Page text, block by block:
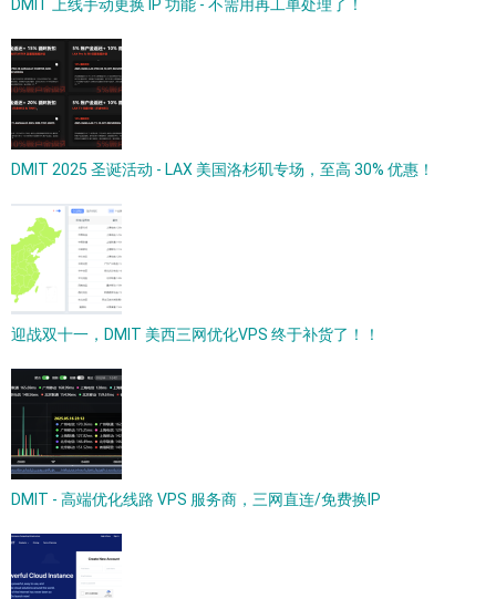
DMIT 上线手动更换 IP 功能 - 不需用再工单处理了！
DMIT 2025 圣诞活动 - LAX 美国洛杉矶专场，至高 30% 优惠！
迎战双十一，DMIT 美西三网优化VPS 终于补货了！！
DMIT - 高端优化线路 VPS 服务商，三网直连/免费换IP